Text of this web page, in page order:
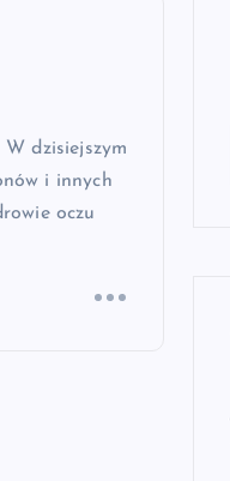
dzisiejszym
i innych
oczu